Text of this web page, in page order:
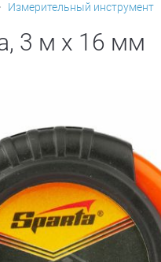
Измерительный инструмент
3 м х 16 мм